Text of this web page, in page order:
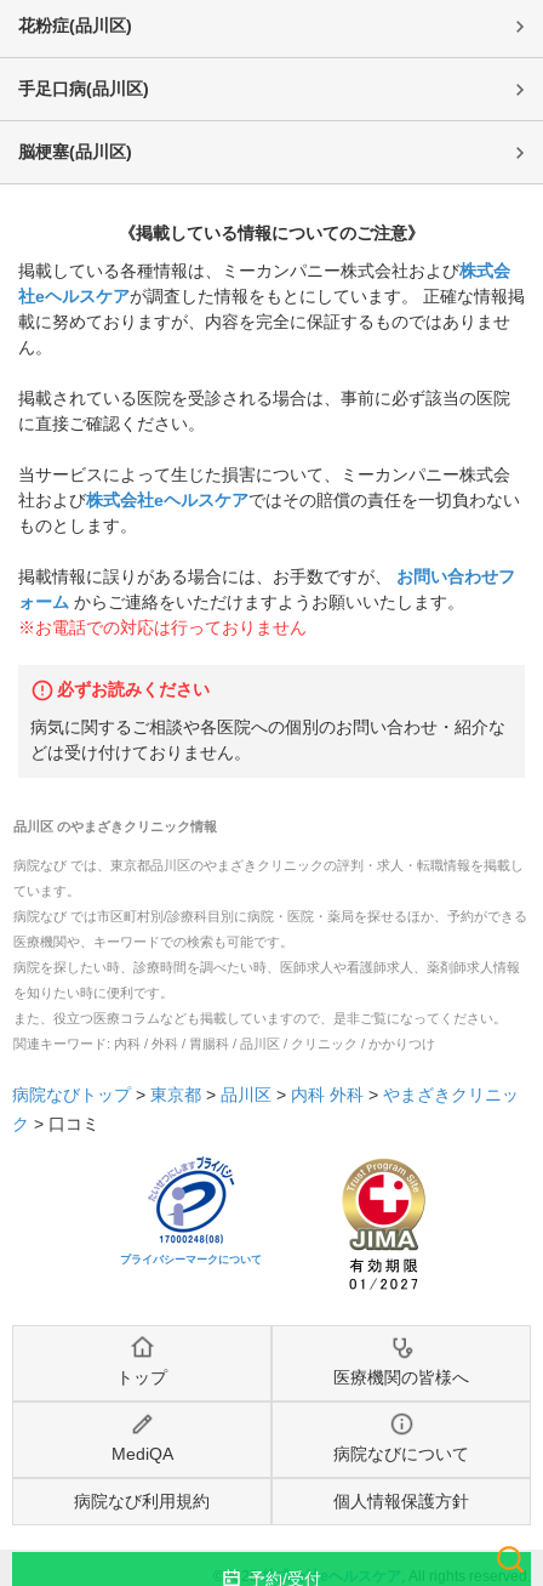
花粉症(品川区)
手足口病(品川区)
脳梗塞(品川区)
《掲載している情報についてのご注意》
掲載している各種情報は、ミーカンパニー株式会社および株式会
社eヘルスケアが調査した情報をもとにしています。 正確な情報掲
載に努めておりますが、内容を完全に保証するものではありませ
ん。
掲載されている医院を受診される場合は、事前に必ず該当の医院
に直接ご確認ください。
当サービスによって生じた損害について、ミーカンパニー株式会
社および株式会社eヘルスケアではその賠償の責任を一切負わない
ものとします。
掲載情報に誤りがある場合には、お手数ですが、
お問い合わせフ
ォーム からご連絡をいただけますようお願いいたします。
※お電話での対応は行っておりません
必ずお読みください
病気に関するご相談や各医院への個別のお問い合わせ・紹介な
どは受け付けておりません。
品川区のやまざきクリニック情報
病院なび では、 東京都品川区のやまざきクリニックの評判・求人・転職情報を掲載し
ています。
病院なび では市区町村別/診療科目別に病院・医院・薬局を探せるほか、予約ができる
医療機関や、キーワードでの検索も可能です。
病院を探したい時、診療時間を調べたい時、医師求人や看護師求人、薬剤師求人情報
を知りたい時に便利です。
また、役立つ医療コラムなども掲載していますので、是非ご覧になってください。
関連キーワード: 内科 / 外科 / 胃腸科 / 品川区 / クリニック / かかりつけ
予約/受付
病院なびトップ > 東京都 > 品川区 > 内科 外科 > やまざきクリニッ
ク > 口コミ
プライバシーマークについて
トップ 医療機関の皆様へ
MediQA 病院なびについて
病院なび利用規約 個人情報保護方針
©2025 株式会社eヘルスケア , All rights reserved.